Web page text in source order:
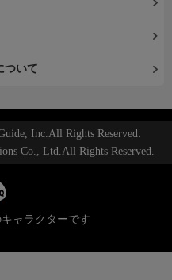
ついて
Inc.All Rights Reserved.
Co., Ltd.All Rights Reserved.
ャラクターです